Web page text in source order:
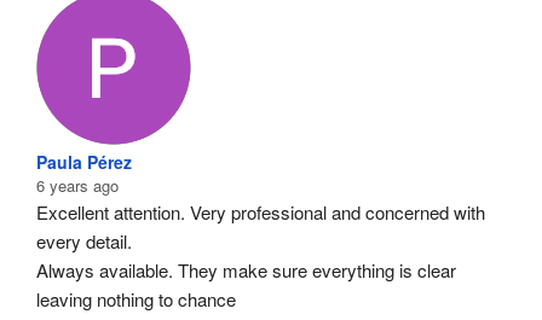
Paula Pérez
6 years ago
Excellent attention. Very professional and concerned with
every detail.
Always available. They make sure everything is clear
leaving nothing to chance